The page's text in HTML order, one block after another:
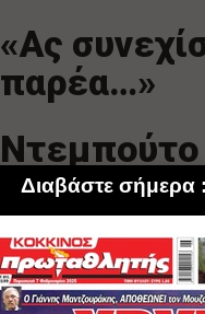
«Ας
παρέα…»
Ντεμπούτο
Μπιέλ στο